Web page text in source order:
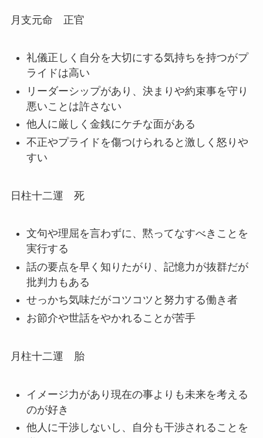
月支元命 正官
礼儀正しく自分を大切にする気持ちを持つがプ
ライドは高い
リーダーシップがあり、決まりや約束事を守り
悪いことは許さない
他人に厳しく金銭にケチな面がある
不正やプライドを傷つけられると激しく怒りや
すい
日柱十二運 死
文句や理屈を言わずに、黙ってなすべきことを
実行する
話の要点を早く知りたがり、記憶力が抜群だが
批判力もある
せっかち気味だがコツコツと努力する働き者
お節介や世話をやかれることが苦手
月柱十二運 胎
イメージ力があり現在の事よりも未来を考える
のが好き
他人に干渉しないし、自分も干渉されることを